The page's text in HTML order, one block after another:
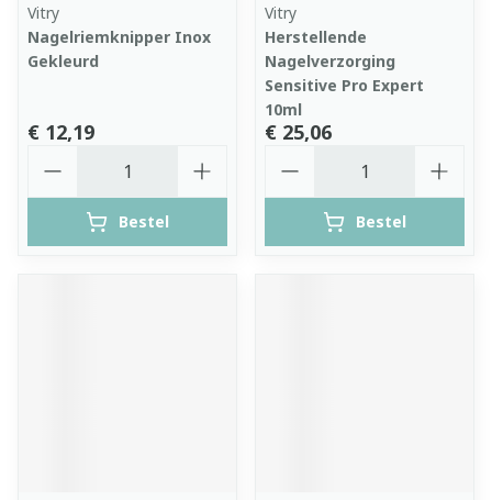
Vitry
Nagelriemknipper Inox
Gekleurd
€ 12,19
Bestel
Vitry
Herstellende
Nagelverzorging
Sensitive Pro Expert
10ml
€ 25,06
Bestel